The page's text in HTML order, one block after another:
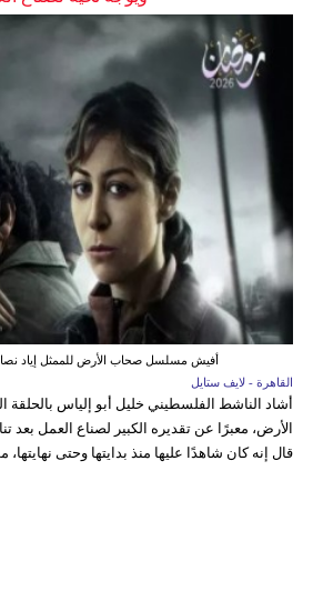
أفيش مسلسل صحاب الأرض للممثل إياد نصار
القاهرة - لايف ستايل
أشاد الناشط الفلسطيني خليل أبو إلياس
الأرض، معبرًا عن تقديره الكبير لصناع العمل بعد
قال إنه كان شاهدًا عليها منذ بدايتها وحتى